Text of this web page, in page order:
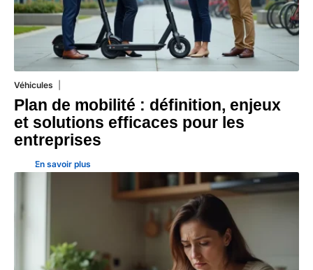
Véhicules
Plan de mobilité : définition, enjeux
et solutions efficaces pour les
entreprises
En savoir plus